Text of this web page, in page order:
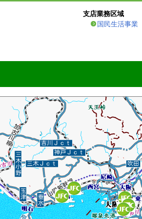
支店業務区域
国民生活事業